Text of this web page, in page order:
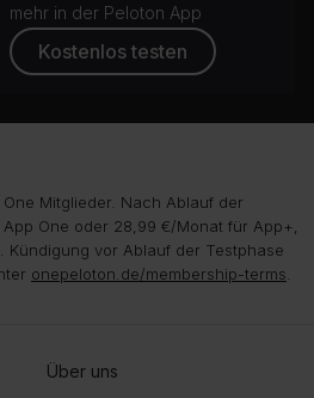
mehr in der Peloton App
Kostenlos testen
Mitglieder. Nach Ablauf der
One oder 28,99 €/Monat für App+,
vor Ablauf der Testphase
onepeloton.de/membership-terms
Über uns